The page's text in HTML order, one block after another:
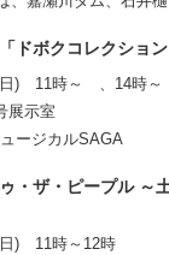
ドボクコレクション
日) 11時～ 、14時～
展示室
ージカルSAGA
・ザ・ピープル ～
日) 11時～12時